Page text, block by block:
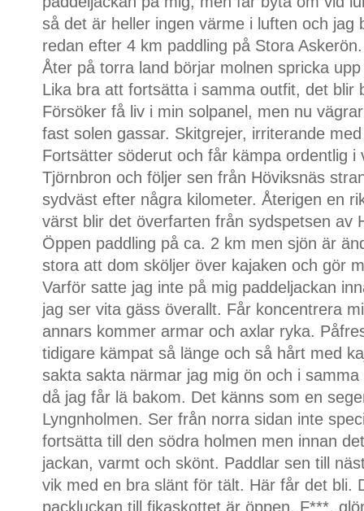
så det är heller ingen värme i luften och jag
redan efter 4 km paddling på Stora Askerön.
Åter på torra land börjar molnen spricka
Lika bra att fortsätta i samma outfit, det blir
Försöker få liv i min solpanel, men nu
fast solen gassar. Skitgrejer, irriterande
Fortsätter söderut och får kämpa ordentlig i
Tjörnbron och följer sen från Höviksnäs
sydväst efter några kilometer. Återigen en
värst blir det överfarten från sydspetsen av
Öppen paddling på ca. 2 km men sjön är
stora att dom sköljer över kajaken och gör
Varför satte jag inte på mig paddeljackan
jag ser vita gäss överallt. Får koncentrera
annars kommer armar och axlar ryka.
tidigare kämpat så länge och så hårt med
sakta sakta närmar jag mig ön och i
då jag får lä bakom. Det känns som en
Lyngnholmen. Ser från norra sidan inte
fortsätta till den södra holmen men innan
jackan, varmt och skönt. Paddlar sen till
vik med en bra slänt för tält. Här får det bli.
packluckan till fikaskottet är öppen. F***,